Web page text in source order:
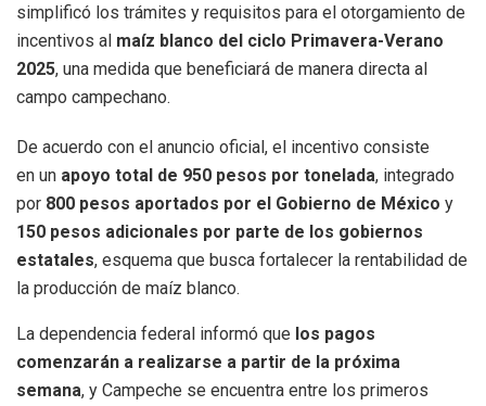
simplificó los trámites y requisitos para el otorgamiento de
incentivos al maíz blanco del ciclo Primavera-Verano
2025, una medida que beneficiará de manera directa al
campo campechano.
De acuerdo con el anuncio oficial, el incentivo consiste
en un apoyo total de 950 pesos por tonelada, integrado
por 800 pesos aportados por el Gobierno de México y
150 pesos adicionales por parte de los gobiernos
estatales, esquema que busca fortalecer la rentabilidad de
la producción de maíz blanco.
La dependencia federal informó que los pagos
comenzarán a realizarse a partir de la próxima
semana, y Campeche se encuentra entre los primeros